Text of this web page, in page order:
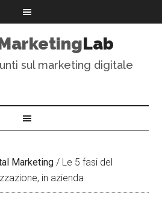
Lab
sul marketing digitale
Marketing / Le 5 fasi del
in azienda